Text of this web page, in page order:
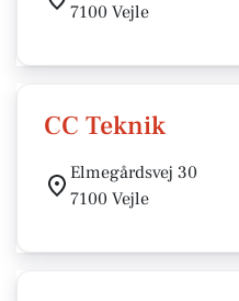
7100 Vejle
CC Teknik
Elmegårdsvej 30
7100 Vejle